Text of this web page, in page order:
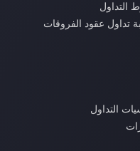
التداول
تداول عقود الفروقات
التداول